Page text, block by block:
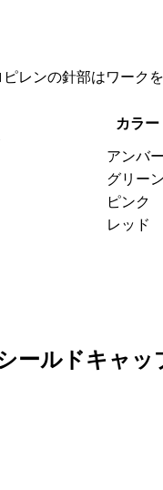
レンの針部はワーク
カラー
アンバー
グリーン
ピンク
レッド
ールドキャッ